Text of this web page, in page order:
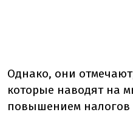
Однако, они
которые наводят на
повышением налогов